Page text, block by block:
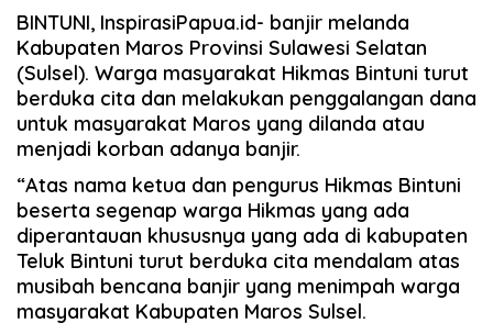
BINTUNI, InspirasiPapua.id- banjir melanda
Kabupaten Maros Provinsi Sulawesi Selatan
(Sulsel). Warga masyarakat Hikmas Bintuni turut
berduka cita dan melakukan penggalangan dana
untuk masyarakat Maros yang dilanda atau
menjadi korban adanya banjir.
“Atas nama ketua dan pengurus Hikmas Bintuni
beserta segenap warga Hikmas yang ada
diperantauan khususnya yang ada di kabupaten
Teluk Bintuni turut berduka cita mendalam atas
musibah bencana banjir yang menimpah warga
masyarakat Kabupaten Maros Sulsel.